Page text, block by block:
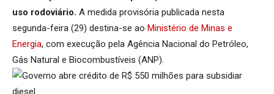
uso rodoviário. A medida provisória publicada nesta
segunda-feira (29) destina-se ao Ministério de Minas e
Energia, com execução pela Agência Nacional do Petróleo,
Gás Natural e Biocombustíveis (ANP).